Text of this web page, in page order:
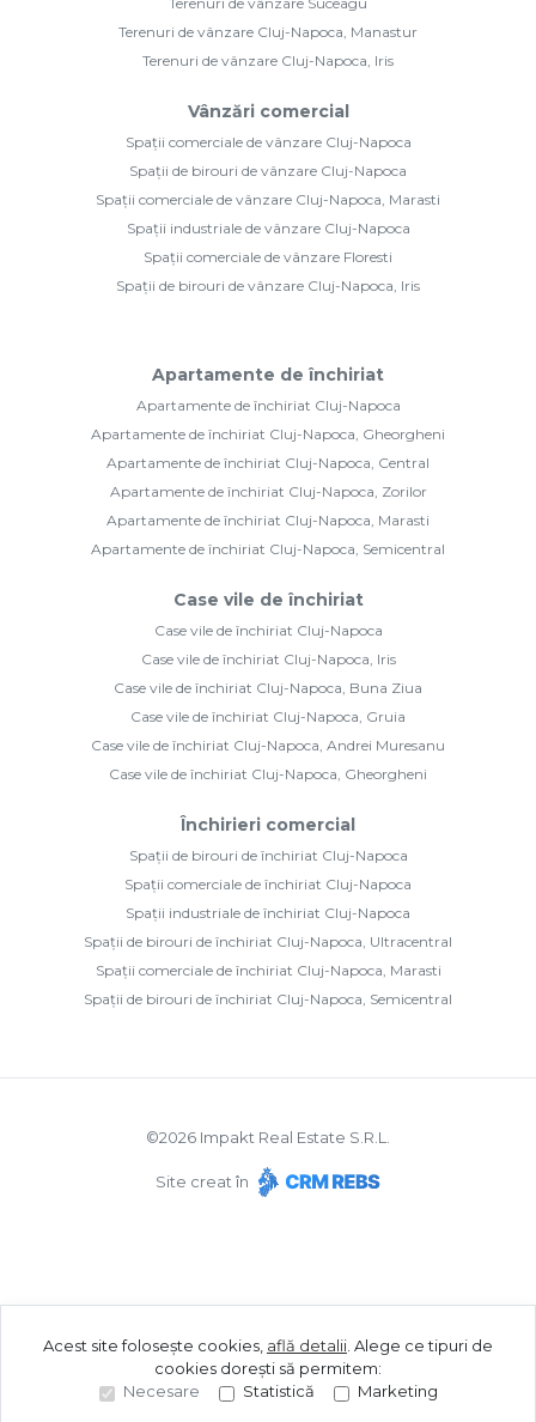
Terenuri de vânzare Cluj-Napoca, Manastur
Terenuri de vânzare Cluj-Napoca, Iris
Vânzări comercial
Spații comerciale de vânzare Cluj-Napoca
Spații de birouri de vânzare Cluj-Napoca
Spații comerciale de vânzare Cluj-Napoca, Marasti
Spații industriale de vânzare Cluj-Napoca
Spații comerciale de vânzare Floresti
Spații de birouri de vânzare Cluj-Napoca, Iris
Apartamente de închiriat
Apartamente de închiriat Cluj-Napoca
Apartamente de închiriat Cluj-Napoca, Gheorgheni
Apartamente de închiriat Cluj-Napoca, Central
Apartamente de închiriat Cluj-Napoca, Zorilor
Apartamente de închiriat Cluj-Napoca, Marasti
Apartamente de închiriat Cluj-Napoca, Semicentral
Case vile de închiriat
Case vile de închiriat Cluj-Napoca
Case vile de închiriat Cluj-Napoca, Iris
Case vile de închiriat Cluj-Napoca, Buna Ziua
Case vile de închiriat Cluj-Napoca, Gruia
Case vile de închiriat Cluj-Napoca, Andrei Muresanu
Case vile de închiriat Cluj-Napoca, Gheorgheni
Închirieri comercial
Spații de birouri de închiriat Cluj-Napoca
Spații comerciale de închiriat Cluj-Napoca
Spații industriale de închiriat Cluj-Napoca
Spații de birouri de închiriat Cluj-Napoca, Ultracentral
Spații comerciale de închiriat Cluj-Napoca, Marasti
Spații de birouri de închiriat Cluj-Napoca, Semicentral
©2026 Impakt Real Estate S.R.L.
Site creat în
Acest site folosește cookies, află detalii Alege ce tipuri de
cookies dorești să permitem:
Necesare
Statistică Marketing